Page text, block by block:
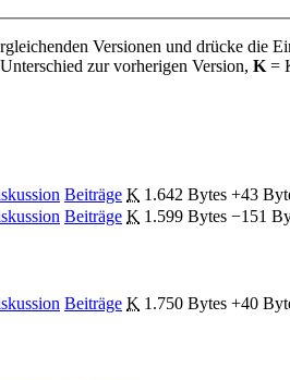
Versionen und drücke die
zur vorherigen Version, K =
Beiträge K 1.642 Bytes +43
Beiträge K 1.599 Bytes −151
Beiträge K 1.750 Bytes +40